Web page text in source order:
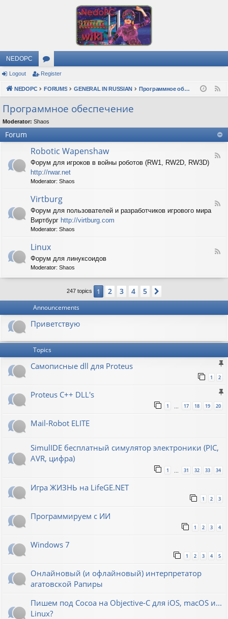
NEDOPC
or
u
s
Logout Register
NEDOPC FORUMS GENERAL IN RUSSIAN Программное обеспечение
Программное обеспечение
Moderator: Shaos
Forum
F
o
i
W
e
h
Robotic Wapenshaw
Форум для игроков в войны роботов (RW1, RW2D, RW3D)
http://rwar.net
Moderator: Shaos
F
b
g
Virtburg
Форум для пользователей и разработчиков игрового мира
Виртбург http://virtburg.com
Moderator: Shaos
F
i
u
Linux
Форум для линуксоидов
Moderator: Shaos
247 topics 1 2 3 4 5
Announcements
Приветствую
Topics
Самописные dll для Proteus
1 2
Proteus C++ DLL's
1 … 17 18 19 20
Mail-Robot ELITE
SimulIDE бесплатный симулятор электроники (PIC,
AVR, цифра)
1 31 32 33 34
Игра ЖИЗНЬ на LifeGE.NET
1 2 3
Программируем с ИИ
1 2 3 4
Windows 7
1 2 3 4 5
Онлайновый (и офлайновый) интерпретатор
агатовской Рапиры
Пишем под Cocoa на Objective-C для iOS, macOS и...
Linux?